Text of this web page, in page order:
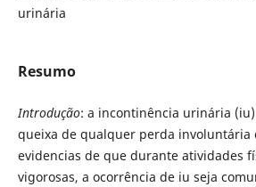
urinária
Resumo
Introdução: a incontinência urinária
queixa de qualquer perda involuntária
evidencias de que durante atividades
vigorosas, a ocorrência de iu seja